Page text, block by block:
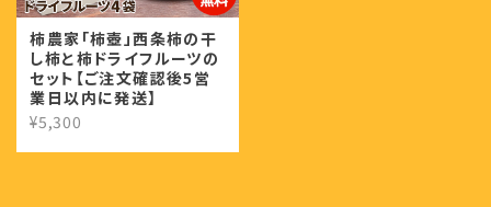
柿農家「柿壺」西条柿の干
し柿と柿ドライフルーツの
セット【ご注文確認後5営
業日以内に発送】
¥5,300